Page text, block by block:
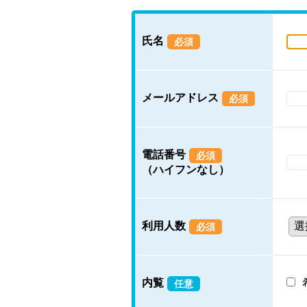
氏名 必須
メールアドレス 必須
電話番号 必須
（ハイフンなし）
利用人数 必須
内覧 任意